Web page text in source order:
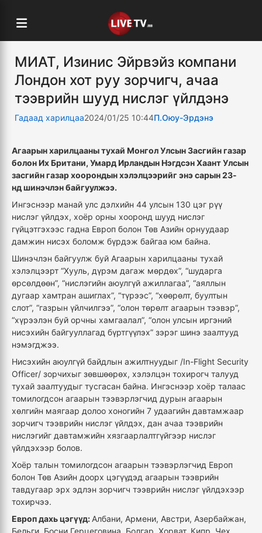
МИАТ, Изинис Эйрвэйз компани
Лондон хот руу зорчигч, ачаа
тээврийн шууд нислэг үйлдэнэ
Гадаад харилцаа2024/01/25 10:44П.Оюу-Эрдэнэ
Агаарын харилцааны тухай Монгол Улсын Засгийн газар
болон Их Британи, Умард Ирландын Нэгдсэн Хаант Улсын
засгийн газар хоорондын хэлэлцээрийг энэ сарын 23-
нд шинэчлэн байгуулжээ.
Ингэснээр манай улс дэлхийн 44 улсын 130 цэг рүү
нислэг үйлдэх, хоёр орны хооронд шууд нислэг
гүйцэтгэхээс гадна Европ болон Төв Азийн орнуудаар
дамжин нисэх боломж бүрдэж байгаа юм байна.
Шинэчлэн байгуулж буй Агаарын харилцааны тухай
хэлэлцээрт “Хууль, дүрэм дагаж мөрдөх”, “шударга
өрсөлдөөн”, “нислэгийн аюулгүй ажиллагаа”, “аяллын
дугаар хамтран ашиглах”, “түрээс”, “хөөрөлт, буултын
слот”, “газрын үйлчилгээ”, “олон төрөлт агаарын тээвэр”,
“хүрээлэн буй орчны хамгаалал”, “олон улсын иргэний
нисэхийн байгууллагад бүртгүүлэх” зэрэг шинэ заалтууд
нэмэгджээ.
Нисэхийн аюулгүй байдлын ажилтнуудыг /In-Flight Security
Officer/ зорчихыг зөвшөөрөх, хэлэлцэн тохирогч талууд
тухай заалтуудыг тусгасан байна. Ингэснээр хоёр талаас
томилогдсон агаарын тээвэрлэгчид дурын агаарын
хөлгийн маягаар долоо хоногийн 7 удаагийн давтамжаар
зорчигч тээврийн нислэг үйлдэх, дан ачаа тээврийн
нислэгийг давтамжийн хязгаарлалтгүйгээр нислэг
үйлдэхээр болов.
Хоёр талын томилогдсон агаарын тээвэрлэгчид Европ
болон Төв Азийн доорх цэгүүдэд агаарын тээврийн
тавдугаар эрх эдлэн зорчигч тээврийн нислэг үйлдэхээр
тохирчээ.
Европ дахь цэгүүд: Албани, Армени, Австри, Азербайжан,
Бельги, Босни Герцеговина, Болгар, Хорват, Кипр, Чех,